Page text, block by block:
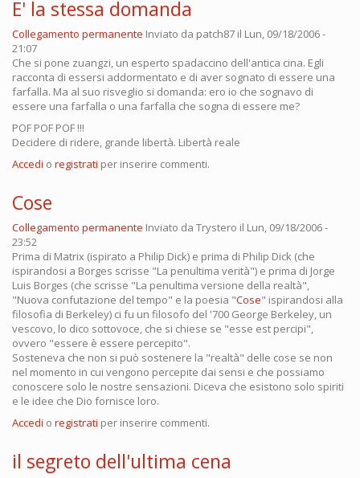
E' la stessa domanda
Collegamento permanente Inviato da patch87 il Lun, 09/18/2006 -
21:07
Che si pone zuangzi, un esperto spadaccino dell'antica cina. Egli
racconta di essersi addormentato e di aver sognato di essere una
farfalla. Ma al suo risveglio si domanda: ero io che sognavo di
essere una farfalla o una farfalla che sogna di essere me?
POF POF POF !!!
Decidere di ridere, grande libertà. Libertà reale
Accedi o registrati per inserire commenti.
Cose
Collegamento permanente Inviato da Trystero il Lun, 09/18/2006 -
23:52
Prima di Matrix (ispirato a Philip Dick) e prima di Philip Dick (che
ispirandosi a Borges scrisse "La penultima verità") e prima di Jorge
Luis Borges (che scrisse "La penultima versione della realtà",
"Nuova confutazione del tempo" e la poesia "Cose" ispirandosi alla
filosofia di Berkeley) ci fu un filosofo del '700 George Berkeley, un
vescovo, lo dico sottovoce, che si chiese se "esse est percipi",
ovvero "essere è essere percepito".
Sosteneva che non si può sostenere la "realtà" delle cose se non
nel momento in cui vengono percepite dai sensi e che possiamo
conoscere solo le nostre sensazioni. Diceva che esistono solo spiriti
e le idee che Dio fornisce loro.
Accedi o registrati per inserire commenti.
il segreto dell'ultima cena